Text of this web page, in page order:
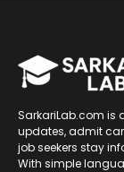
SarkariLab.com is
updates, admit
job seekers stay
With simple